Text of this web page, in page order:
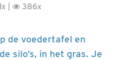
| 386x
de voedertafel en
silo’s, in het gras. Je